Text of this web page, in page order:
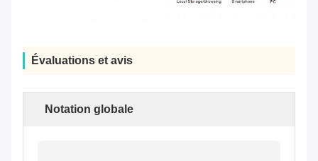
Évaluations et avis
Notation globale